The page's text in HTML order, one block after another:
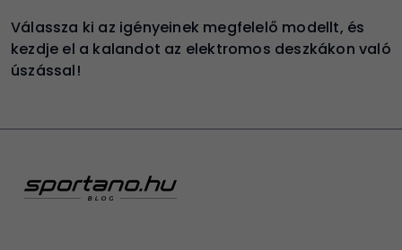
Válassza ki az igényeinek megfelelő modellt, és
kezdje el a kalandot az elektromos deszkákon való
úszással!